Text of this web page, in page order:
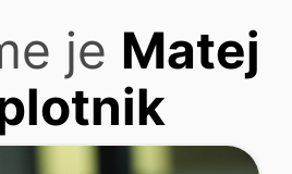
je Matej